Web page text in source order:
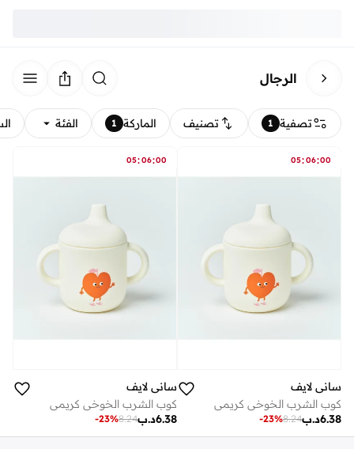
الرجال
تصفية 1 تصنيف الماركة 1 الفئة
05:06:00
ساني لايف
كوب الشرب الخوخي كريمي
د.ب6.38
8.24
-23%
05:06:00
ساني لايف
كوب الشرب الخوخي كريمي
د.ب6.38
8.24
-23%